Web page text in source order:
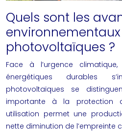
Quels sont les
photovoltaïques ?
Face à l’urgence
énergétiques durables
photovoltaïques se
importante à la protection
utilisation permet une
nette diminution de l’empreinte